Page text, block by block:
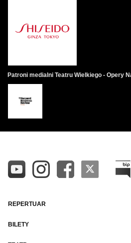
Patroni medialni Teatru Wielkiego - Opery
REPERTUAR
BILETY